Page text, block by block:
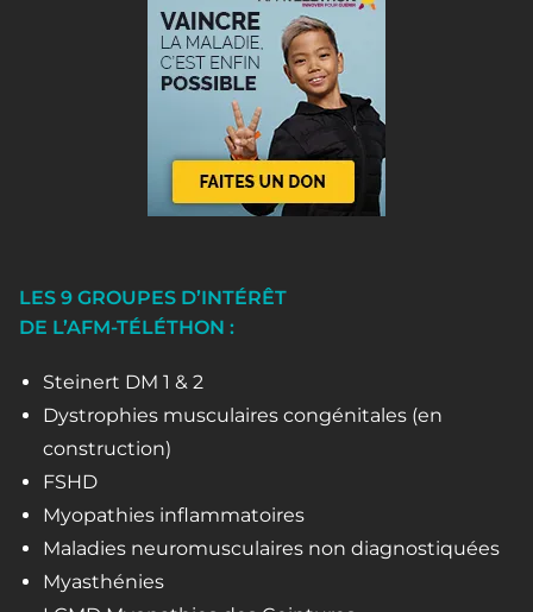
LES 9 GROUPES D’INTÉRÊT
DE L’AFM-TÉLÉTHON :
Steinert DM 1 & 2
Dystrophies musculaires congénitales (en
construction)
FSHD
Myopathies inflammatoires
Maladies neuromusculaires non diagnostiquées
Myasthénies